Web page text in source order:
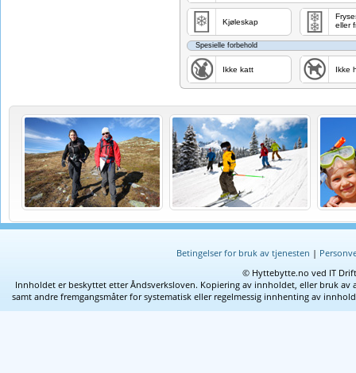
Kjøleskap
eller
Spesielle forbehold
Ikke katt Ikke
Betingelser for bruk av tjenesten |
© Hyttebytte.no ved IT
Innholdet er beskyttet etter Åndsverksloven. Kopiering av innholdet, eller bruk
samt andre fremgangsmåter for systematisk eller regelmessig innhenting av